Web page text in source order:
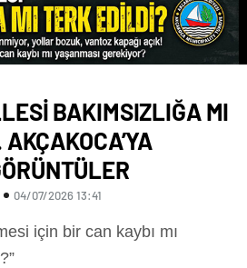
BAKIMSIZLIĞA MI
04/07/2026 13:41
için bir can kaybı mı